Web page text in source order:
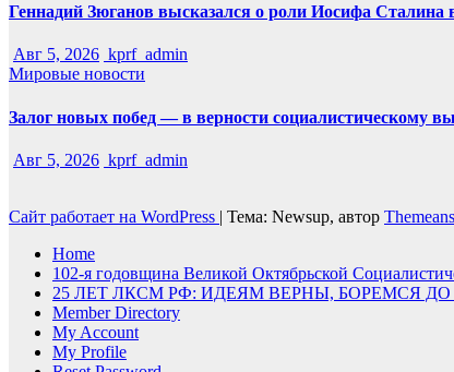
Геннадий Зюганов высказался о роли Иосифа Сталина
Авг 5, 2026 kprf_admin
Мировые новости
Залог новых побед — в верности социалистическому
Авг 5, 2026 kprf_admin
Сайт работает на WordPress | Тема: Newsup, автор
Home
102-я годовщина Великой Октябрьской
25 ЛЕТ ЛКСМ РФ: ИДЕЯМ ВЕРНЫ, БОРЕМСЯ
Member Directory
My Account
My Profile